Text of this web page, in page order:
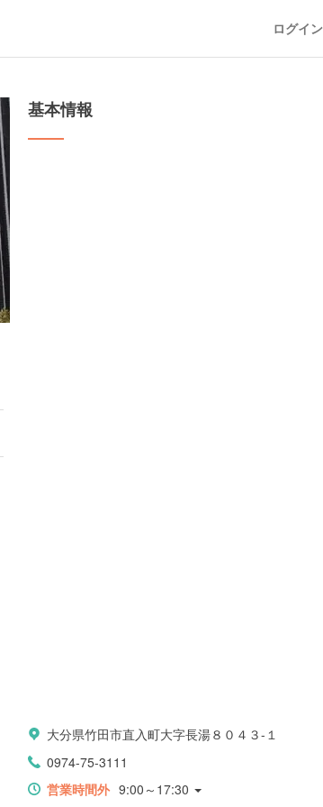
ログイン
基本情報
大分県竹田市直入町大字長湯８０４３-１
0974-75-3111
営業時間外 9:00～17:30